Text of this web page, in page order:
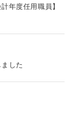
年度任用職員】
した